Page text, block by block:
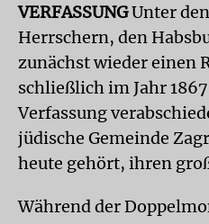
VERFASSUNGUnter
Herrschern, den
zunächst wieder einen
schließlich im Jahr
Verfassung
jüdische Gemeinde
heute gehört, ihren
Während der